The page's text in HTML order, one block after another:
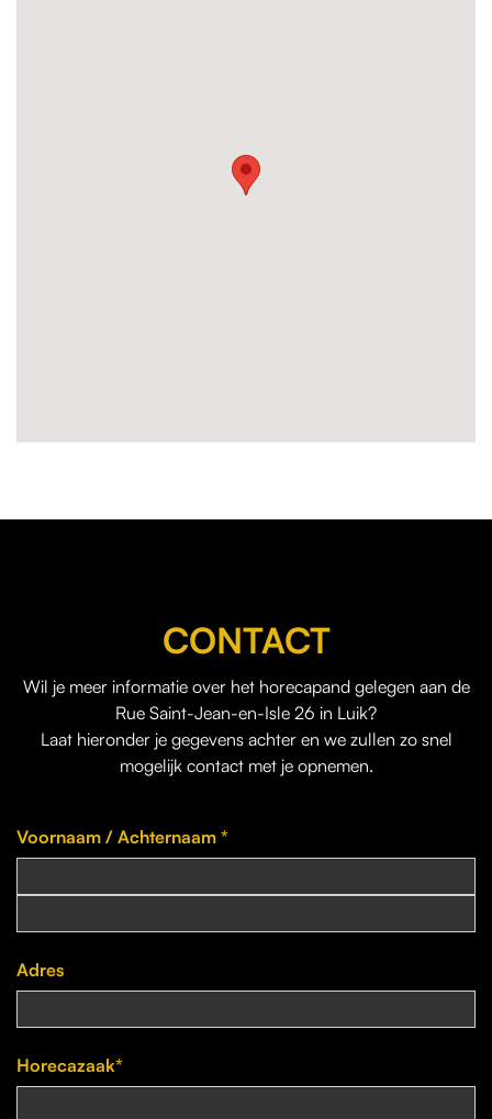
CONTACT
Wil je meer informatie over het horecapand gelegen aan de
Rue Saint-Jean-en-Isle 26 in Luik?
Laat hieronder je gegevens achter en we zullen zo snel
mogelijk contact met je opnemen.
Voornaam / Achternaam *
Adres
Horecazaak*